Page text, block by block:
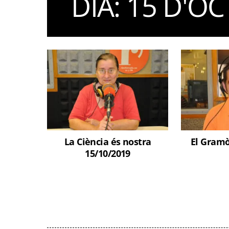
La Ciència és nostra
15/10/2019
El